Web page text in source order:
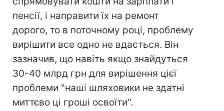
пенсії, і направити їх на ремонт
дорого, то в поточному році, проблему
вирішити все одно не вдасться. Він
зазначив, що навіть якщо знайдуться
30-40 млрд грн для вирішення цієї
проблеми "наші шляховики не здатні
миттєво ці гроші освоїти".